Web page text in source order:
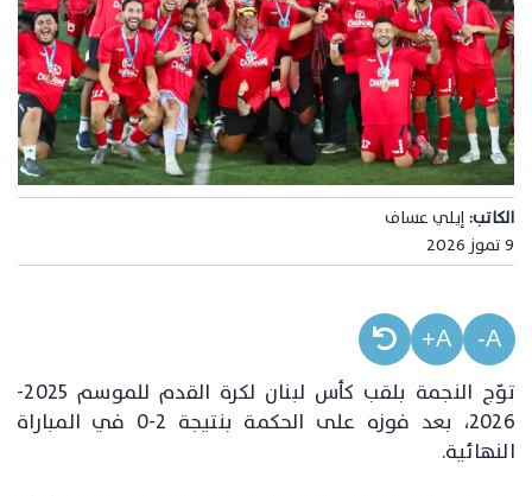
متفرقات
Podcast
من نحن
البحث
عن:
الكاتب:إيلي عساف
9 تموز 2026
A-
A+
توّج النجمة بلقب كأس لبنان لكرة القدم للموسم 2025-
2026، بعد فوزه على الحكمة بنتيجة 2-0 في المباراة
النهائية.